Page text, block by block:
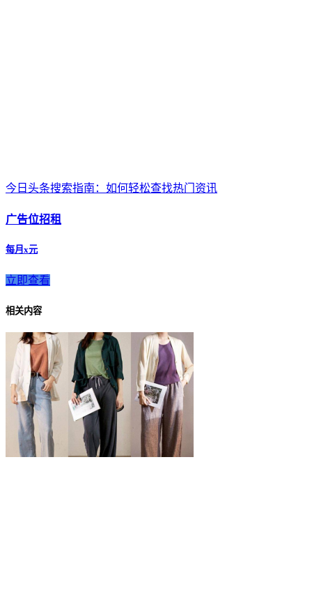
今日头条搜索指南：如何轻松查找热门资讯
广告位招租
每月x元
立即查看
相关内容